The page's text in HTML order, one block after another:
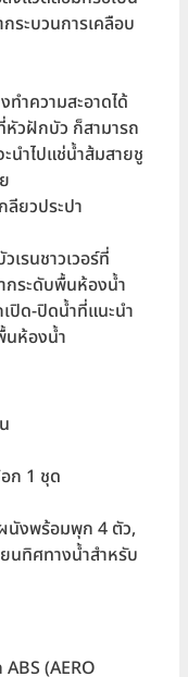
ระบวนการเคลือบ
ำความสะอาดได้
หัวฝักบัว ก็สามารถ
นำไปแช่น้ำส้มสายชู
ลียวประปา
รนชาวเวอร์ที่
กระดับพื้นห้องน้ำ
ปิด-ปิดน้ำที่แนะนำ
นห้องน้ำ
ก 1 ชุด
งพร้อมพุก 4 ตัว,
นทิศทางน้ำสำหรับ
(AERO